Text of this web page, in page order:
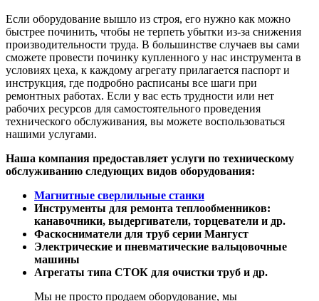
Если оборудование вышло из строя, его нужно как можно
быстрее починить, чтобы не терпеть убытки из-за снижения
производительности труда. В большинстве случаев вы сами
сможете провести починку купленного у нас инструмента в
условиях цеха, к каждому агрегату прилагается паспорт и
инструкция, где подробно расписаны все шаги при
ремонтных работах. Если у вас есть трудности или нет
рабочих ресурсов для самостоятельного проведения
технического обслуживания, вы можете воспользоваться
нашими услугами.
Наша компания предоставляет услуги по техническому
обслуживанию следующих видов оборудования:
Магнитные сверлильные станки
Инструменты для ремонта теплообменников:
канавочники, выдергиватели, торцеватели и др.
Фаскосниматели для труб серии Мангуст
Электрические и пневматические вальцовочные
машины
Агрегаты типа СТОК для очистки труб и др.
Мы не просто продаем оборудование, мы